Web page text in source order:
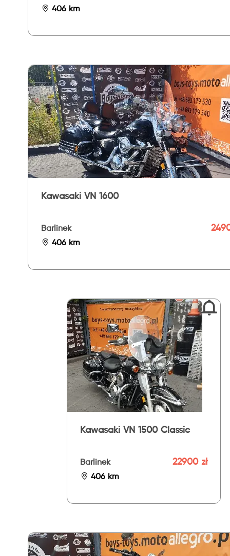
406 km
Kawasaki VN 1600
Barlinek
406 km
Kawasaki VN 1500 Classic
Barlinek
406 km
22900 zł